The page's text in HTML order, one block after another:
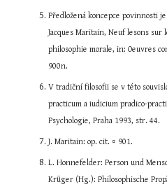
Předložená koncepce povinnosti
Jacques Maritain, Neuf lesons
philosophie morale, in: Oeuvres
900n.
V tradiční filosofii se v této
practicum a iudicium pradico-
Psychologie, Praha 1993, str. 44.
J. Maritain: op. cit. ¤ 901.
L. Honnefelder: Person und
Krüger (Hg.): Philosophische